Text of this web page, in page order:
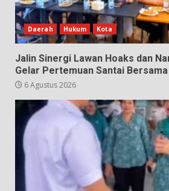
Daerah Hukum Kota
Jalin Sinergi Lawan Hoaks dan
Gelar Pertemuan Santai
6 Agustus 2026